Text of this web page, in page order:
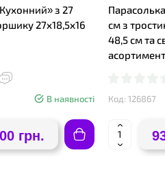
з 27
27х18,5х16
В наявності
грн.
см з
48,5 см та
Код: 126867